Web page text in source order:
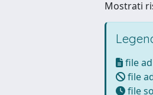
Mostrati
file
file
file